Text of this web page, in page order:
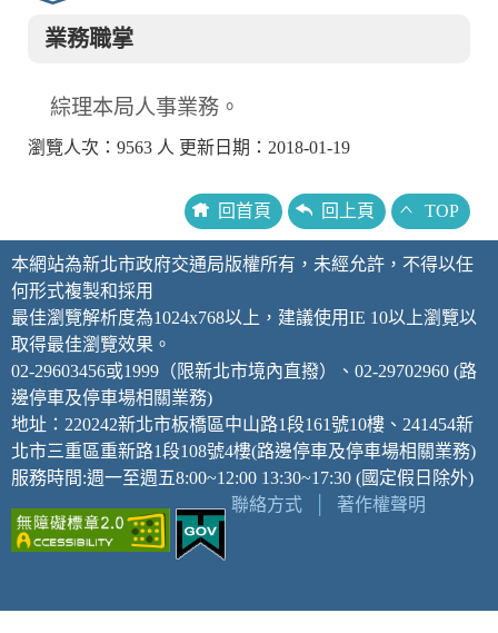
業務職掌
綜理本局人事業務。
瀏覽人次：9563 人 更新日期：2018-01-19
回首頁 回上頁 TOP
本網站為新北市政府交通局版權所有，未經允許，不得以任
何形式複製和採用
最佳瀏覽解析度為1024x768以上，建議使用IE 10以上瀏覽以
取得最佳瀏覽效果。
02-29603456或1999（限新北市境內直撥）、02-29702960 (路
邊停車及停車場相關業務)
地址：220242新北市板橋區中山路1段161號10樓、241454新
北市三重區重新路1段108號4樓(路邊停車及停車場相關業務)
服務時間:週一至週五8:00~12:00 13:30~17:30 (國定假日除外)
聯絡方式
著作權聲明